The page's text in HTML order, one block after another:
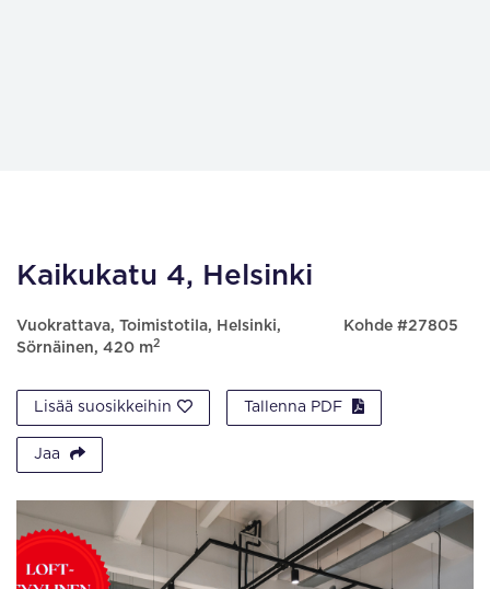
Kaikukatu 4, Helsinki
Vuokrattava, Toimistotila, Helsinki,
Sörnäinen, 420 m2
Kohde #27805
Lisää suosikkeihin Tallenna PDF
Jaa